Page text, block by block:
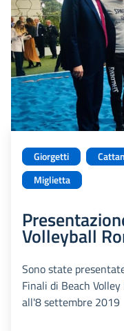
Giorgetti
Miglietta
Volleyball
Sono state
Finali di Beach
all'8 settembre 2019